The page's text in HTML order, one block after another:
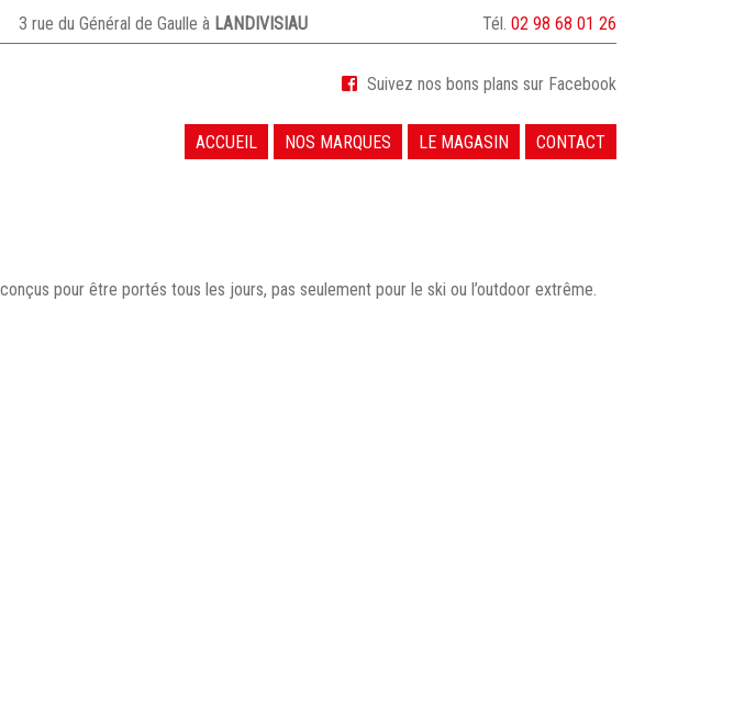
3 rue du Général de Gaulle à LANDIVISIAU Tél. 02 98 68 01 26
Suivez nos bons plans sur Facebook
ACCUEIL NOS MARQUES LE MAGASIN CONTACT
pour être portés tous les jours, pas seulement pour le ski ou l’outdoor extrême.